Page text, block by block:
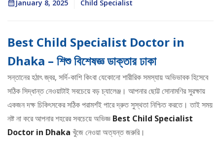
January 8, 2025 Child Specialist
Best Child Specialist Doctor in
Dhaka – শিশু বিশেষজ্ঞ ডাক্তার ঢাকা
সন্তানের হঠাৎ জ্বর, সর্দি-কাশি কিংবা যেকোনো শারীরিক সমস্যায় অভিভাবক হিসেবে
সঠিক সিদ্ধান্ত নেওয়াটাই সবচেয়ে বড় চ্যালেঞ্জ। আপনার ছোট্ট সোনামণির সুরক্ষায়
একজন দক্ষ চিকিৎসকের সঠিক পরামর্শই পারে দ্রুত সুস্থতা নিশ্চিত করতে। তাই সময়
নষ্ট না করে আপনার শহরের সবচেয়ে অভিজ্ঞ Best Child Specialist
Doctor in Dhaka খুঁজে নেওয়া অত্যন্ত জরুরি।